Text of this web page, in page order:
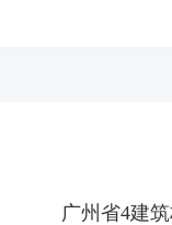
广州省4建筑